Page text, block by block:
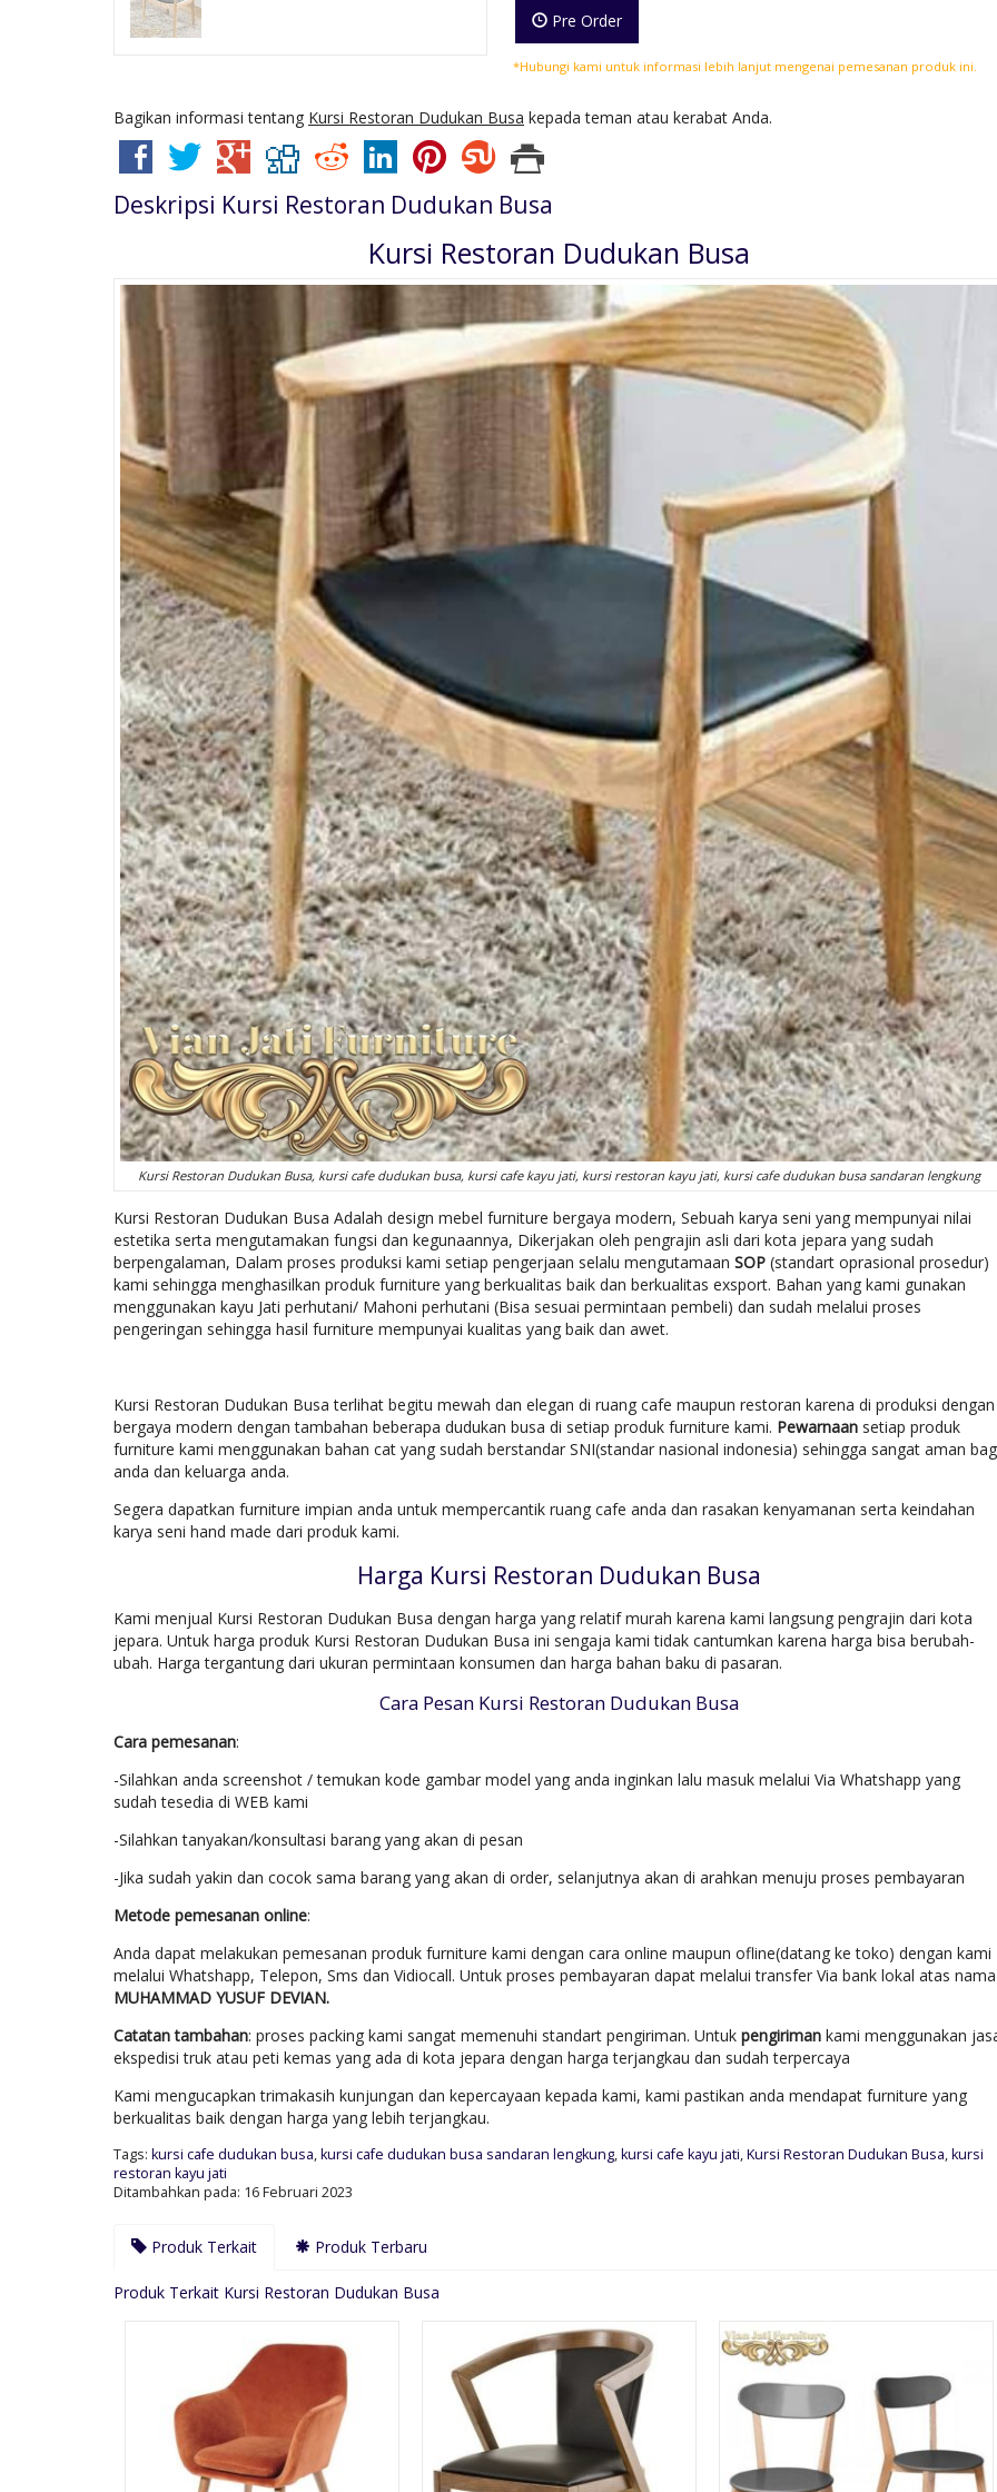
Pre Order
*Hubungi kami untuk informasi lebih lanjut mengenai pemesanan produk ini.
Bagikan informasi tentang Kursi Restoran Dudukan Busa kepada teman atau kerabat Anda.
Deskripsi Kursi Restoran Dudukan Busa
Kursi Restoran Dudukan Busa
Kursi Restoran Dudukan Busa, kursi cafe dudukan busa, kursi cafe kayu jati, kursi restoran kayu jati, kursi cafe dudukan busa sandaran lengkung
Kursi Restoran Dudukan Busa Adalah design mebel furniture bergaya modern, Sebuah karya seni yang mempunyai nilai
estetika serta mengutamakan fungsi dan kegunaannya, Dikerjakan oleh pengrajin asli dari kota jepara yang sudah
berpengalaman, Dalam proses produksi kami setiap pengerjaan selalu mengutamaan SOP (standart oprasional prosedur)
kami sehingga menghasilkan produk furniture yang berkualitas baik dan berkualitas exsport. Bahan yang kami gunakan
menggunakan kayu Jati perhutani/ Mahoni perhutani (Bisa sesuai permintaan pembeli) dan sudah melalui proses
pengeringan sehingga hasil furniture mempunyai kualitas yang baik dan awet.
Kursi Restoran Dudukan Busa terlihat begitu mewah dan elegan di ruang cafe maupun restoran karena di produksi dengan
bergaya modern dengan tambahan beberapa dudukan busa di setiap produk furniture kami. Pewarnaan setiap produk
furniture kami menggunakan bahan cat yang sudah berstandar SNI(standar nasional indonesia) sehingga sangat aman
anda dan keluarga anda.
Segera dapatkan furniture impian anda untuk mempercantik ruang cafe anda dan rasakan kenyamanan serta keindahan
karya seni hand made dari produk kami.
Harga Kursi Restoran Dudukan Busa
Kami menjual Kursi Restoran Dudukan Busa dengan harga yang relatif murah karena kami langsung pengrajin dari kota
jepara. Untuk harga produk Kursi Restoran Dudukan Busa ini sengaja kami tidak cantumkan karena harga bisa berubah-
ubah. Harga tergantung dari ukuran permintaan konsumen dan harga bahan baku di pasaran.
Cara Pesan Kursi Restoran Dudukan Busa
Cara pemesanan:
-Silahkan anda screenshot / temukan kode gambar model yang anda inginkan lalu masuk melalui Via Whatshapp yang
sudah tesedia di WEB kami
-Silahkan tanyakan/konsultasi barang yang akan di pesan
-Jika sudah yakin dan cocok sama barang yang akan di order, selanjutnya akan di arahkan menuju proses pembayaran
Metode pemesanan online:
Anda dapat melakukan pemesanan produk furniture kami dengan cara online maupun ofline(datang ke toko) dengan kami
melalui Whatshapp, Telepon, Sms dan Vidiocall. Untuk proses pembayaran dapat melalui transfer Via bank lokal atas nama
MUHAMMAD YUSUF DEVIAN.
Catatan tambahan: proses packing kami sangat memenuhi standart pengiriman. Untuk pengiriman kami menggunakan
ekspedisi truk atau peti kemas yang ada di kota jepara dengan harga terjangkau dan sudah terpercaya
Kami mengucapkan trimakasih kunjungan dan kepercayaan kepada kami, kami pastikan anda mendapat furniture yang
berkualitas baik dengan harga yang lebih terjangkau.
Tags: kursi cafe dudukan busa,kursi cafe dudukan busa sandaran lengkung,kursi cafe kayu jati,Kursi Restoran Dudukan Busa,kursi
restoran kayu jati
Ditambahkan pada: 16 Februari 2023
Produk Terkait Produk Terbaru
Produk Terkait Kursi Restoran Dudukan Busa